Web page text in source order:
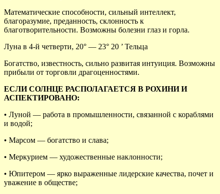
Математические способности, сильный интеллект,
благоразумие, преданность, склонность к
благотворительности. Возможны болезни глаз и горла.
Луна в 4-й четверти, 20° — 23° 20 ’ Тельца
Богатство, известность, сильно развитая интуиция. Возможны
прибыли от торговли драгоценностями.
ЕСЛИ СОЛНЦЕ РАСПОЛАГАЕТСЯ В РОХИНИ И
АСПЕКТИРОВАНО:
• Луной — работа в промышленности, связанной с кораблями
и водой;
• Марсом — богатство и слава;
• Меркурием — художественные наклонности;
• Юпитером — ярко выраженные лидерские качества, почет и
уважение в обществе;